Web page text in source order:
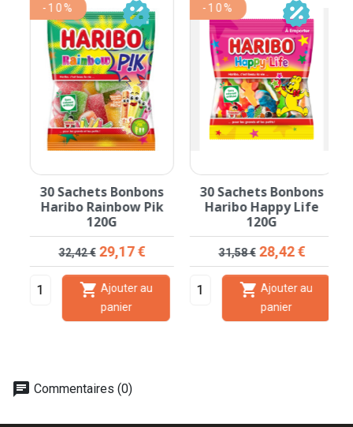
30 Sachets Bonbons
Haribo Rainbow Pik
120G
Prix de base
32,42 €Prix
29,17 €
Ajouter au
panier
-10%
30 Sachets Bonbons
Haribo Happy Life
120G
Prix de base
31,58 €Prix
28,42 €
Ajouter au
panier
-10%
chat Commentaires (0)